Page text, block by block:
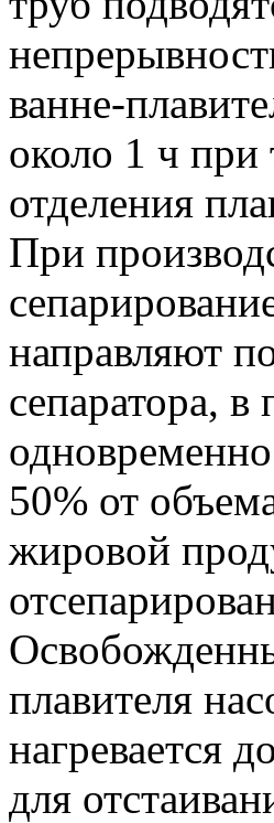
ванне-
около 1 ч
отделения
При
направляют
сепаратора, в
50% от
жировой
плавителя
нагревается
для